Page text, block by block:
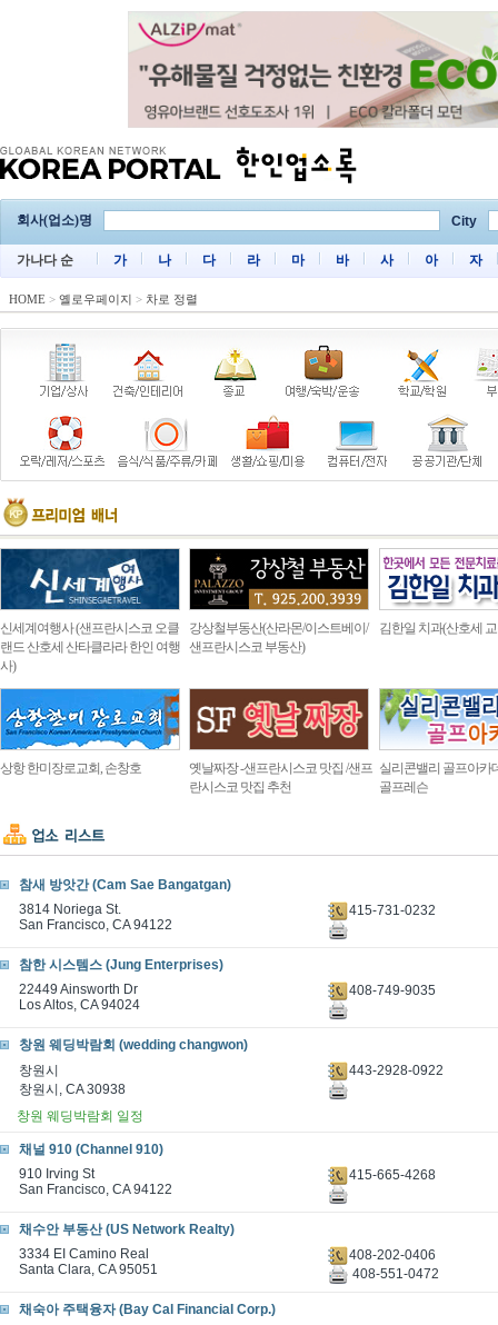
회사(업소)명 City
가나다 순 가 나 다 라 마 바 사 아 자
HOME > 옐로우페이지 > 차로 정렬
신세계여행사 (샌프란시스코 오클
랜드 산호세 산타클라라 한인 여행
사)
강상철부동산(산라몬/이스트베이/
샌프란시스코 부동산)
김한일 치과(산호세
상항 한미장로교회, 손창호
옛날짜장 -샌프란시스코 맛집 /샌프
란시스코 맛집 추천
실리콘밸리 골프아카
골프레슨
참새 방앗간 (Cam Sae Bangatgan)
3814 Noriega St.
San Francisco, CA 94122
415-731-0232
참한 시스템스 (Jung Enterprises)
22449 Ainsworth Dr
Los Altos, CA 94024
408-749-9035
창원 웨딩박람회 (wedding changwon)
창원시
창원시, CA 30938
443-2928-0922
창원 웨딩박람회 일정
채널 910 (Channel 910)
910 Irving St
San Francisco, CA 94122
415-665-4268
채수안 부동산 (US Network Realty)
3334 EI Camino Real
Santa Clara, CA 95051
408-202-0406
408-551-0472
채숙아 주택융자 (Bay Cal Financial Corp.)